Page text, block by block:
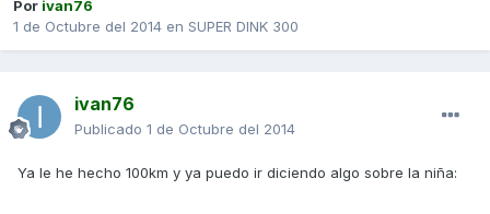
Por ivan76
1 de Octubre del 2014 en SUPER DINK 300
ivan76
Publicado 1 de Octubre del 2014
Ya le he hecho 100km y ya puedo ir diciendo algo sobre la niña: